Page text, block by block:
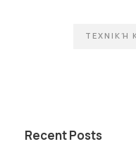
ΤΕΧΝΙΚΉ
Recent Posts